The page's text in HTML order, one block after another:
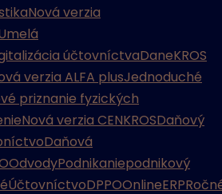
Nová verzia
účtovníctvaDaneKROS
verzia ALFA plusJednoduché
priznanie fyzických
Nová verzia CENKROSDaňový
Daňová
OdvodyPodnikaniepodnikový
ÚčtovníctvoDPPOOnlineERP